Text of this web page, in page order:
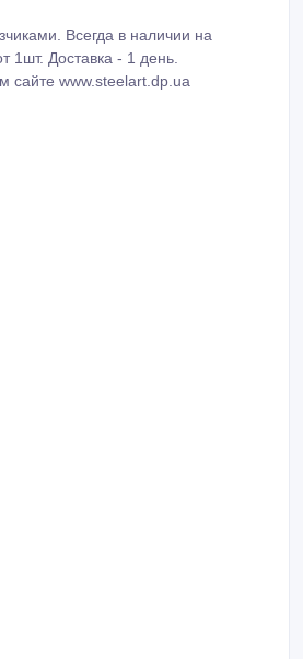
Всегда в наличии на
1шт. Доставка - 1 день.
сайте www.steelart.dp.ua